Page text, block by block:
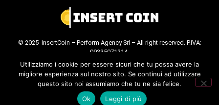
© 2025 InsertCoin – Perform Agency Srl – All right reserved. P.IVA:
09335071214.
Cookie Policy . Privacy Policy.
Utilizziamo i cookie per essere sicuri che tu possa avere la
migliore esperienza sul nostro sito. Se continui ad utilizzare
questo sito noi assumiamo che tu ne sia felice.
Ok
Leggi di più